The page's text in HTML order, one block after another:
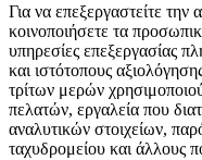
Για να επεξεργαστείτε την
κοινοποιήσετε τα
υπηρεσίες επεξεργασίας
και ιστότοπους
τρίτων μερών
πελατών, εργαλεία που
αναλυτικών στοιχείων,
ταχυδρομείου και άλλους